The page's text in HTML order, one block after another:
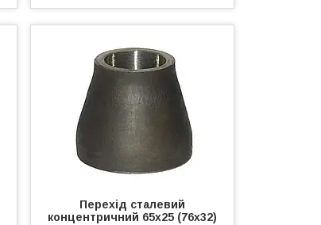
Перехід сталевий
концентричний 65х25 (76х32)